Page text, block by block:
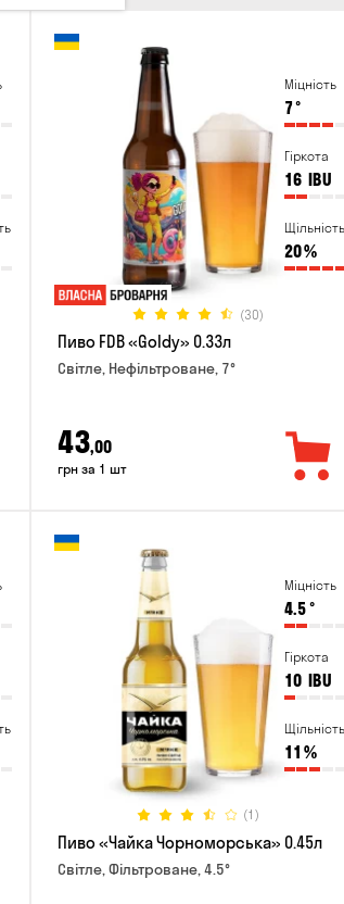
Міцність
7°
Гіркота
16 IBU
Щільність
20%
(30)
Пиво FDB «Goldy» 0.33л
Світле, Нефільтроване, 7°
43,00
грн за 1 шт
Міцність
4.5°
Гіркота
10 IBU
Щільність
11 %
(1)
Пиво «Чайка Чорноморська» 0.45л
Світле, Фільтроване, 4.5°